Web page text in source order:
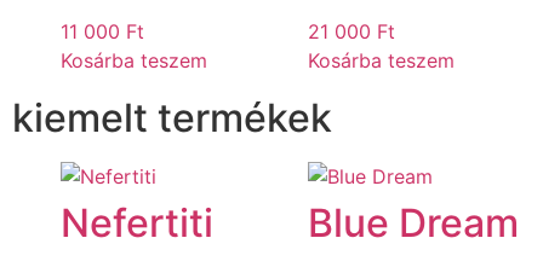
11 000 Ft
Kosárba teszem
21 000 Ft
Kosárba teszem
kiemelt termékek
Nefertiti Blue Dream